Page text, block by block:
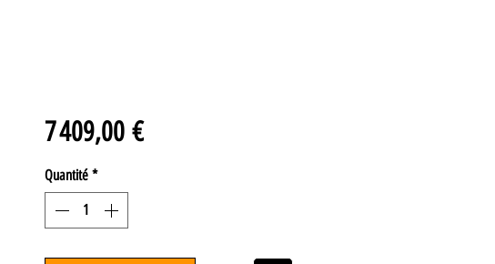
7 409,00 €Prix
Quantité *